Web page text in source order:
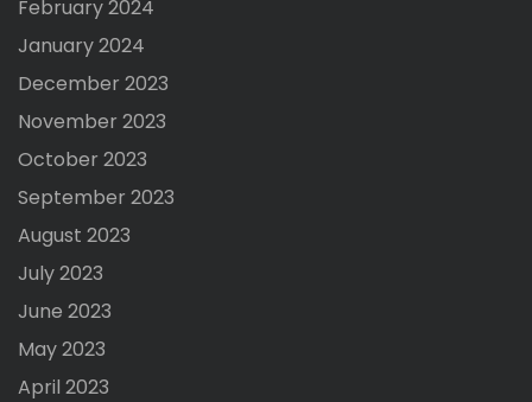
February 2024
January 2024
December 2023
November 2023
October 2023
September 2023
August 2023
July 2023
June 2023
May 2023
April 2023